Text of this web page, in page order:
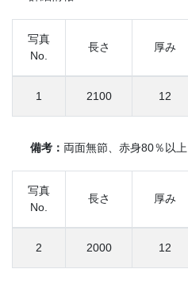
写真
No.
長さ 厚み
1 2100 12
備考： 両面無節、赤身80％以上
写真
No.
長さ 厚み
2 2000 12